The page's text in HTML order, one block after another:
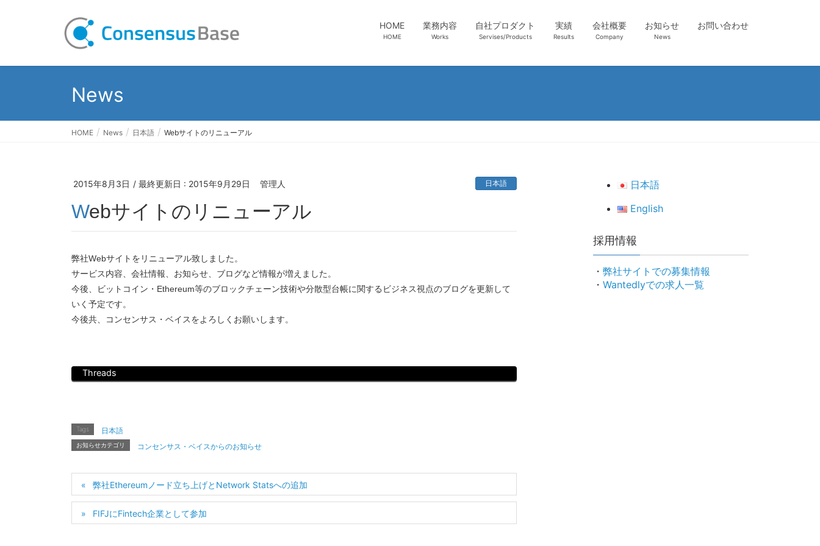
HOME
HOME
業務内容
Works
自社プロダクト
Servises/Products
実績
Results
会社概要
Company
お知らせ
News
お問い合わせ
News
HOME News 日本語 Webサイトのリニューアル
2015年8月3日 / 最終更新日 : 2015年9月29日 管理人 日本語
Webサイトのリニューアル
弊社Webサイトをリニューアル致しました。
サービス内容、会社情報、お知らせ、ブログなど情報が増えました。
今後、ビットコイン・Ethereum等のブロックチェーン技術や分散型台帳に関するビジネス視点のブログを更新して
いく予定です。
今後共、コンセンサス・ベイスをよろしくお願いします。
Threads
Tags 日本語
お知らせカテゴリ コンセンサス・ベイスからのお知らせ
弊社Ethereumノード立ち上げとNetwork Statsへの追加
FIFJにFintech企業として参加
日本語
English
採用情報
・ 弊社サイトでの募集情報
・ Wantedlyでの求人一覧